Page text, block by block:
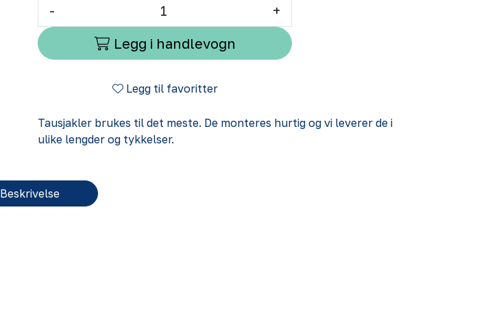
-
+
Legg i handlevogn
Legg til favoritter
Tausjakler brukes til det meste. De monteres hurtig og vi leverer de i
ulike lengder og tykkelser.
Beskrivelse